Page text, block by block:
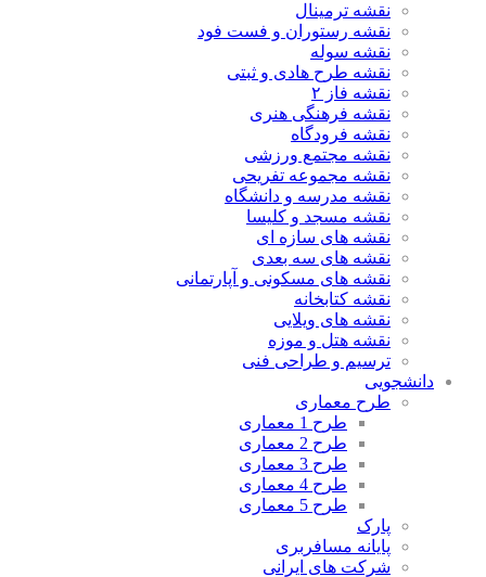
نقشه ترمینال
نقشه رستوران و فست فود
نقشه سوله
نقشه طرح هادی و ثبتی
نقشه فاز ۲
نقشه فرهنگی هنری
نقشه فرودگاه
نقشه مجتمع ورزشی
نقشه مجموعه تفریحی
نقشه مدرسه و دانشگاه
نقشه مسجد و کلیسا
نقشه های سازه ای
نقشه های سه بعدی
نقشه های مسکونی و آپارتمانی
نقشه کتابخانه
نقشه های ویلایی
نقشه هتل و موزه
ترسیم و طراحی فنی
دانشجویی
طرح معماری
طرح 1 معماری
طرح 2 معماری
طرح 3 معماری
طرح 4 معماری
طرح 5 معماری
پارک
پایانه مسافربری
شرکت های ایرانی